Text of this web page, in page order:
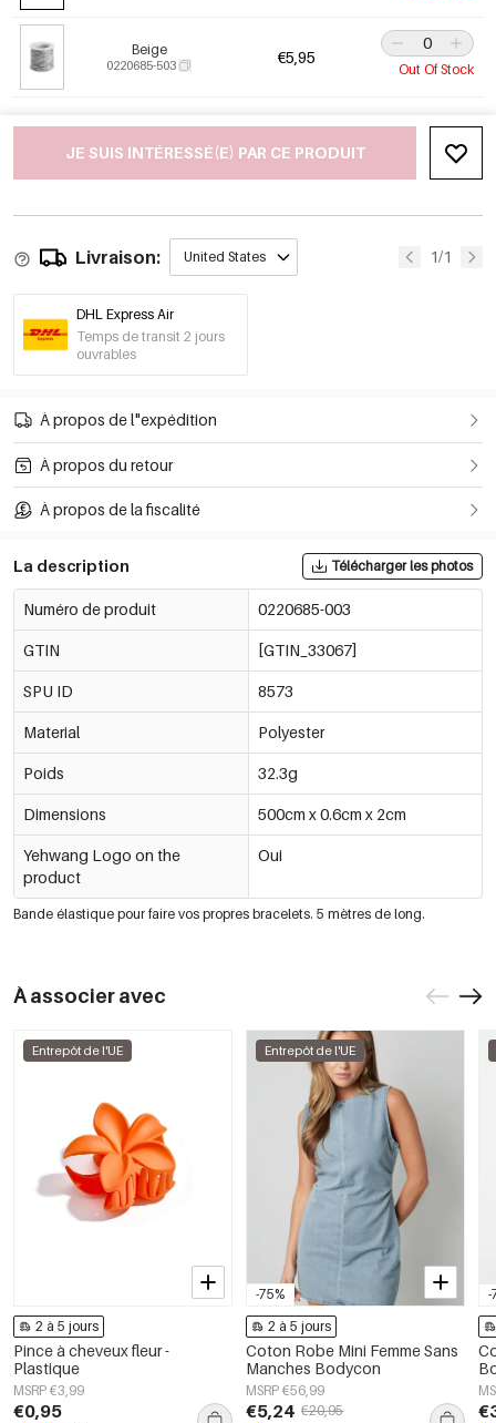
Beige
0220685-503 €5,95
Out Of Stock
JE SUIS INTÉRESSÉ(E) PAR CE PRODUIT
Livraison: United States 1/1
DHL Express Air
Temps de transit 2 jours
ouvrables
À propos de l"expédition
À propos du retour
À propos de la fiscalité
La description Télécharger les photos
Numéro de produit 0220685-003
GTIN [GTIN_33067]
SPU ID 8573
Material Polyester
Poids 32.3g
Dimensions 500cm x 0.6cm x 2cm
Yehwang Logo on the
product
Oui
Bande élastique pour faire vos propres bracelets. 5 mètres de long.
À associer avec
Entrepôt de l'UE
2 à 5 jours
Pince à cheveux fleur -
Plastique
MSRP €3,99
€0,95
-75%
Entrepôt de l'UE
2 à 5 jours
Coton Robe Mini Femme Sans
Manches Bodycon
MSRP €56,99
€5,24 €20,95
-